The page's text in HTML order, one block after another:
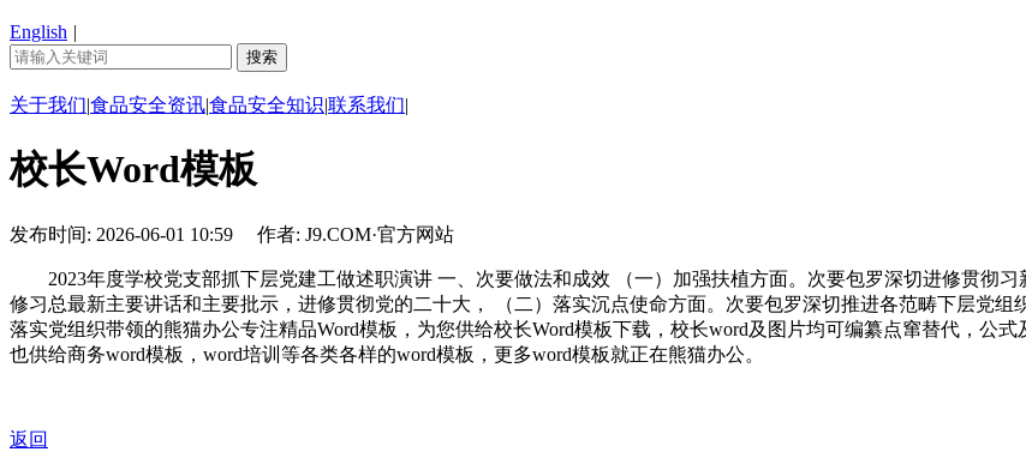
English |
关于我们|食品安全资讯|食品安全知识|联系我们|
校长Word模板
发布时间: 2026-06-01 10:59 作者: J9.COM·官方网站
2023年度学校党支部抓下层党建工做述职演讲 一、次要做法和成效 （一）加强扶植方面。次要包罗深切进修贯彻
修习总最新主要讲话和主要批示，进修贯彻党的二十大， （二）落实沉点使命方面。次要包罗深切推进各范畴下层党
落实党组织带领的熊猫办公专注精品Word模板，为您供给校长Word模板下载，校长word及图片均可编纂点窜替代，公
也供给商务word模板，word培训等各类各样的word模板，更多word模板就正在熊猫办公。
返回